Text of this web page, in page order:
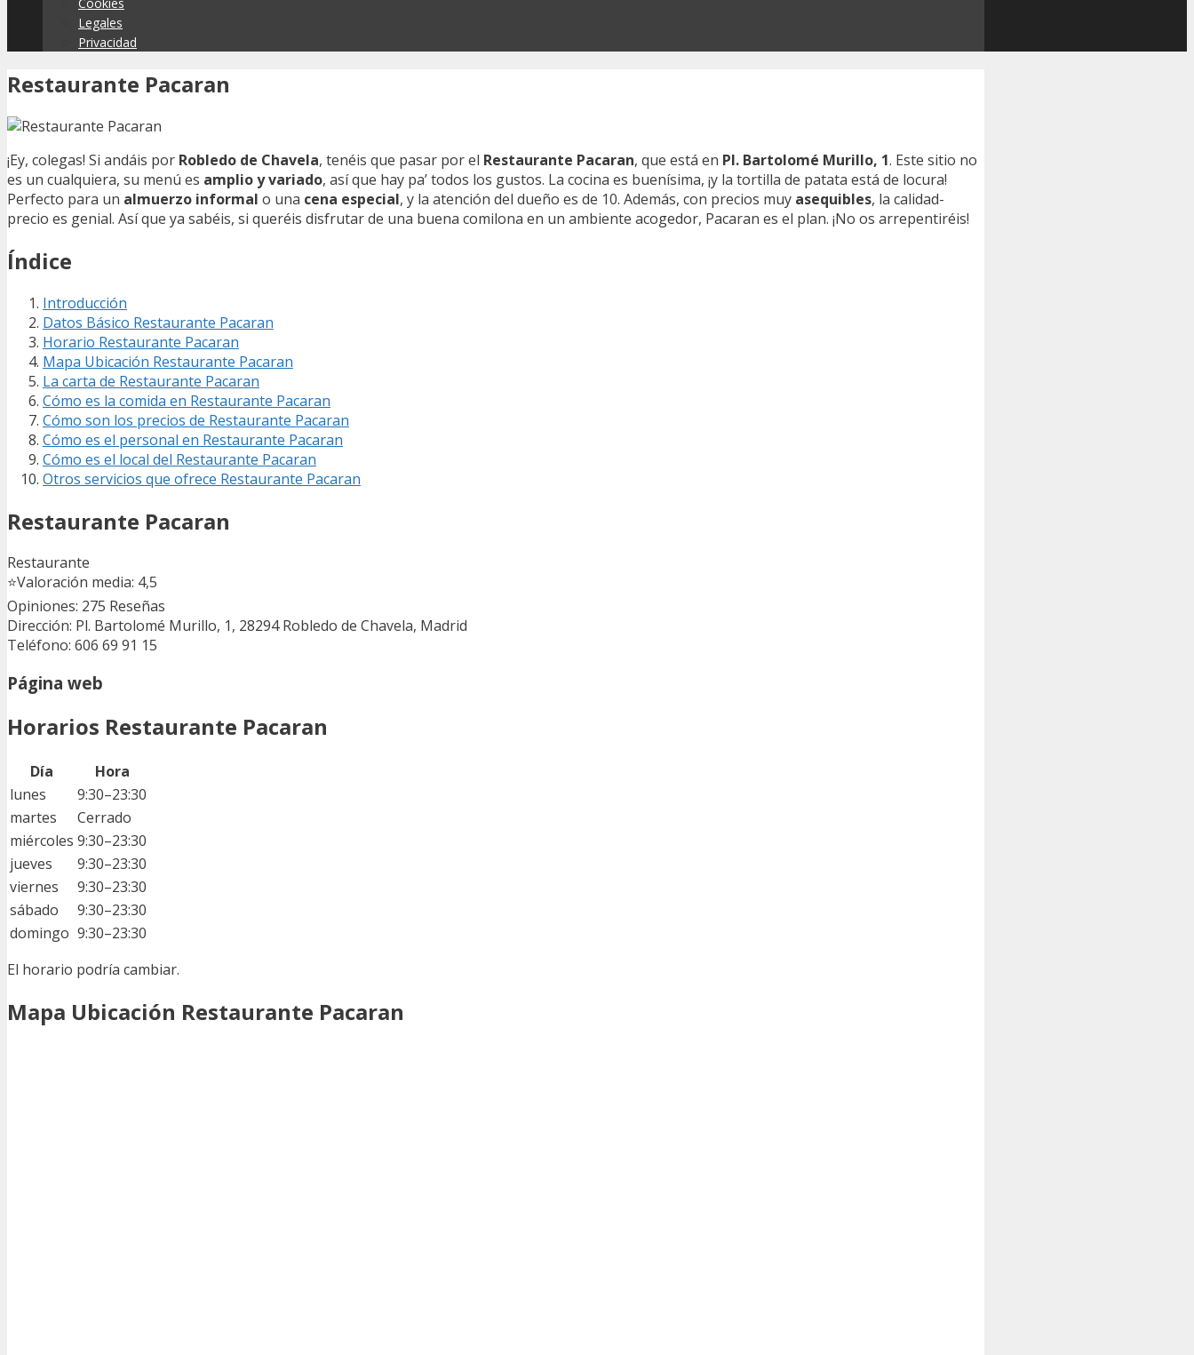
Legales
Privacidad
Restaurante Pacaran
¡Ey, colegas! Si andáis por Robledo de Chavela, tenéis que pasar por el Restaurante Pacaran, que está en Pl. Bartolomé Murillo, 1. Este sitio no
es un cualquiera, su menú es amplio y variado, así que hay pa’ todos los gustos. La cocina es buenísima, ¡y la tortilla de patata está de locura!
Perfecto para un almuerzo informal o una cena especial, y la atención del dueño es de 10. Además, con precios muy asequibles, la calidad-
precio es genial. Así que ya sabéis, si queréis disfrutar de una buena comilona en un ambiente acogedor, Pacaran es el plan. ¡No os arrepentiréis!
Índice
Introducción
Datos Básico Restaurante Pacaran
Horario Restaurante Pacaran
Mapa Ubicación Restaurante Pacaran
La carta de Restaurante Pacaran
Cómo es la comida en Restaurante Pacaran
Cómo son los precios de Restaurante Pacaran
Cómo es el personal en Restaurante Pacaran
Cómo es el local del Restaurante Pacaran
Otros servicios que ofrece Restaurante Pacaran
Restaurante Pacaran
Restaurante
⭐Valoración media: 4,5
Opiniones: 275 Reseñas
Dirección: Pl. Bartolomé Murillo, 1, 28294 Robledo de Chavela, Madrid
Teléfono: 606 69 91 15
Página web
Horarios Restaurante Pacaran
Día
Hora
lunes
9:30–23:30
martes
Cerrado
miércoles 9:30–23:30
jueves
9:30–23:30
viernes
9:30–23:30
sábado
9:30–23:30
domingo 9:30–23:30
El horario podría cambiar.
Mapa Ubicación Restaurante Pacaran